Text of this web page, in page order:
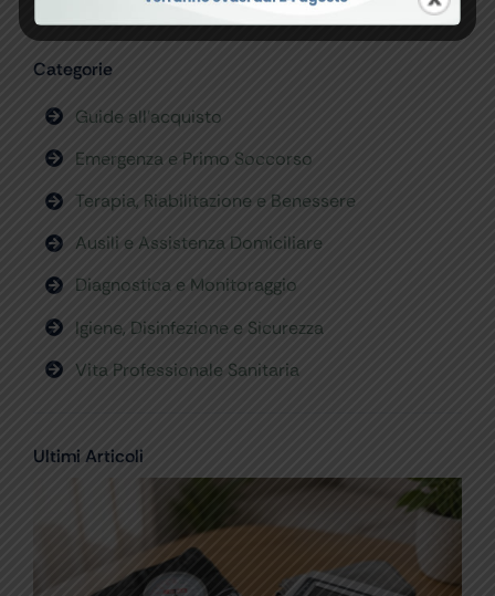
Categorie
Guide all’acquisto
Emergenza e Primo Soccorso
Terapia, Riabilitazione e Benessere
Ausili e Assistenza Domiciliare
Diagnostica e Monitoraggio
Igiene, Disinfezione e Sicurezza
Vita Professionale Sanitaria
Ultimi Articoli